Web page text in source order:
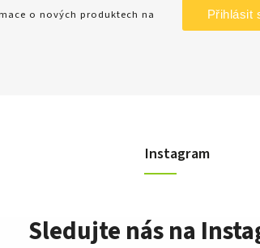
Instagram
Sledujte nás na
o nových produktech na
Přihlásit